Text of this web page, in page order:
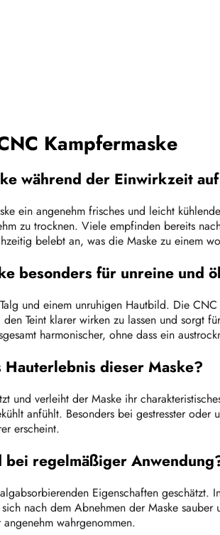
Kampfermaske
während der Einwirkzeit
ein angenehm frisches und leicht
zu trocknen. Viele empfinden bereits
belebt an, was die Maske zu einem
besonders für unreine und
und einem unruhigen Hautbild. Die
Teint klarer wirken zu lassen und sorgt
harmonischer, ohne dass ein
dieser Maske?
und verleiht der Maske ihr
anfühlt. Besonders bei gestresster
erscheint.
regelmäßiger
Eigenschaften
nach dem Abnehmen der Maske
wahrgenommen.